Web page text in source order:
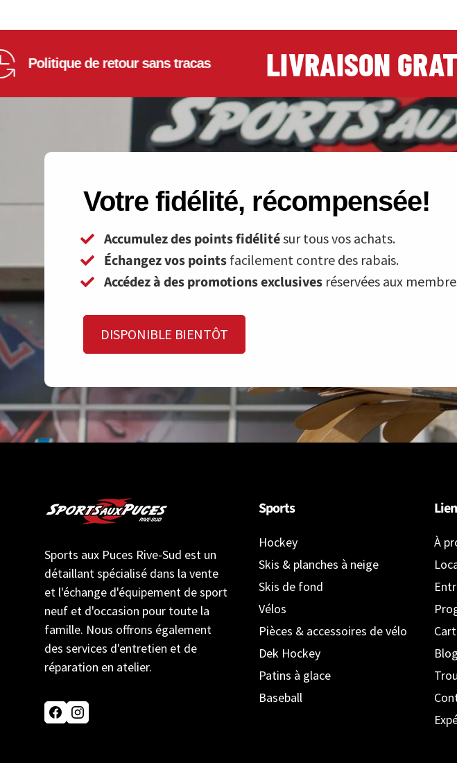
de retour sans tracas LIVRAISON
Votre fidélité, récompensée!
Accumulez des points fidélitésur tous vos achats.
Échangez vos points facilement contre des rabais.
Accédez à des promotions exclusives réservées aux
DISPONIBLE BIENTÔT
Sports aux Puces Rive-Sud est un
détaillant spécialisé dans la vente
et l'échange d'équipement de sport
neuf et d'occasion pour toute la
famille. Nous offrons également
des services d'entretien et de
réparation en atelier.
FacebookInstagram
Sports
Hockey
Skis & planches à neige
Skis de fond
Vélos
Pièces & accessoires de vélo
Dek Hockey
Patins à glace
Baseball
À